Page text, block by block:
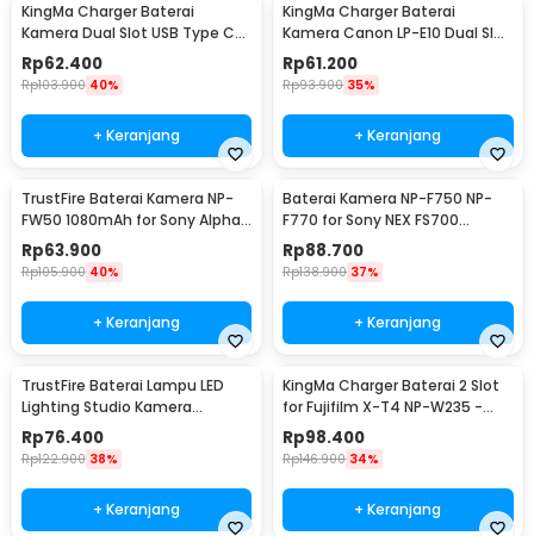
KingMa Charger Baterai
Kamera Dual Slot USB Type C
for Fujifilm NP-W12 - BM015-
W126
Rp62.400
Rp103.900 40%
+ Keranjang
KingMa Charger Baterai
Kamera Canon LP-E10 Dual Slot
untuk 1100D 1200D - LP-E10
Rp61.200
Rp93.900 35%
+ Keranjang
TrustFire Baterai Kamera NP-
FW50 1080mAh for Sony Alpha
a6500 a6300
Rp63.900
Rp105.900 40%
+ Keranjang
Baterai Kamera NP-F750 NP-
F770 for Sony NEX FS700
4400mAh
Rp88.700
Rp138.900 37%
+ Keranjang
TrustFire Baterai Lampu LED
Lighting Studio Kamera
6600mAh 7.4V - NP-F960 / NP-
F970
Rp76.400
Rp122.900 38%
+ Keranjang
KingMa Charger Baterai 2 Slot
for Fujifilm X-T4 NP-W235 -
BM058-W235
Rp98.400
Rp146.900 34%
+ Keranjang